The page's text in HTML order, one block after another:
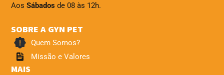
Aos Sábados de 08 às 12h.
SOBRE A GYN PET
Quem Somos?
Missão e Valores
MAIS